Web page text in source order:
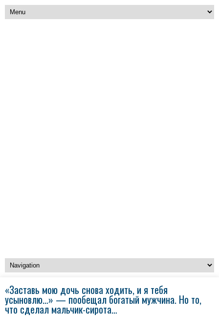
«Заставь мою дочь снова ходить, и я тебя
усыновлю…» — пообещал богатый мужчина. Но то,
что сделал мальчик-сирота…